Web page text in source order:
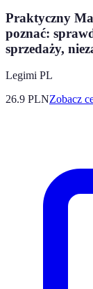
Praktyczny
poznać:
sprzedaży,
Legimi PL
26.9 PLNZobacz